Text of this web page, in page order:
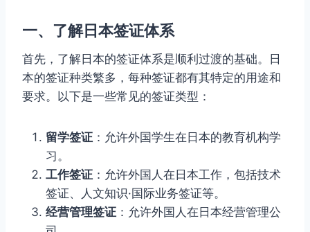
一、了解日本签证体系
首先，了解日本的签证体系是顺利过渡的基础。日
本的签证种类繁多，每种签证都有其特定的用途和
要求。以下是一些常见的签证类型：
留学签证 ：允许外国学生在日本的教育机构学
习。
工作签证 ：允许外国人在日本工作，包括技术
签证、人文知识·国际业务签证等。
经营管理签证 ：允许外国人在日本经营管理公